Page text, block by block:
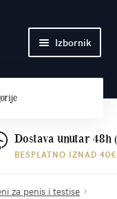
Izbornik
Dostava unutar 48h
BESPLATNO IZNAD 40€
za penis i testise